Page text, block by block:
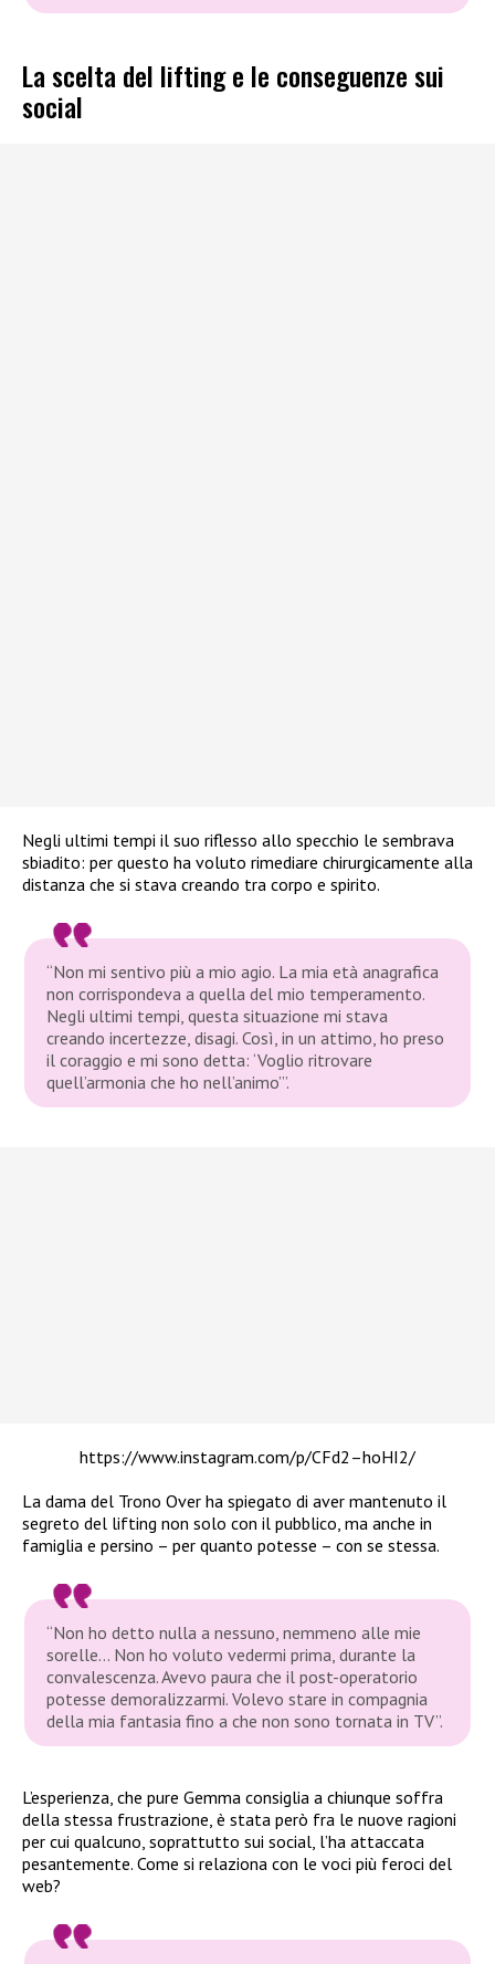
La scelta del lifting e le conseguenze sui
social
Negli ultimi tempi il suo riflesso allo specchio le sembrava
sbiadito: per questo ha voluto rimediare chirurgicamente alla
distanza che si stava creando tra corpo e spirito.
“Non mi sentivo più a mio agio. La mia età anagrafica
non corrispondeva a quella del mio temperamento.
Negli ultimi tempi, questa situazione mi stava
creando incertezze, disagi. Così, in un attimo, ho preso
il coraggio e mi sono detta: ‘Voglio ritrovare
quell’armonia che ho nell’animo’”.
https://www.instagram.com/p/CFd2–hoHI2/
La dama del Trono Over ha spiegato di aver mantenuto il
segreto del lifting non solo con il pubblico, ma anche in
famiglia e persino – per quanto potesse – con se stessa.
“Non ho detto nulla a nessuno, nemmeno alle mie
sorelle… Non ho voluto vedermi prima, durante la
convalescenza. Avevo paura che il post-operatorio
potesse demoralizzarmi. Volevo stare in compagnia
della mia fantasia fino a che non sono tornata in TV”.
L’esperienza, che pure Gemma consiglia a chiunque soffra
della stessa frustrazione, è stata però fra le nuove ragioni
per cui qualcuno, soprattutto sui social, l’ha attaccata
pesantemente. Come si relaziona con le voci più feroci del
web?